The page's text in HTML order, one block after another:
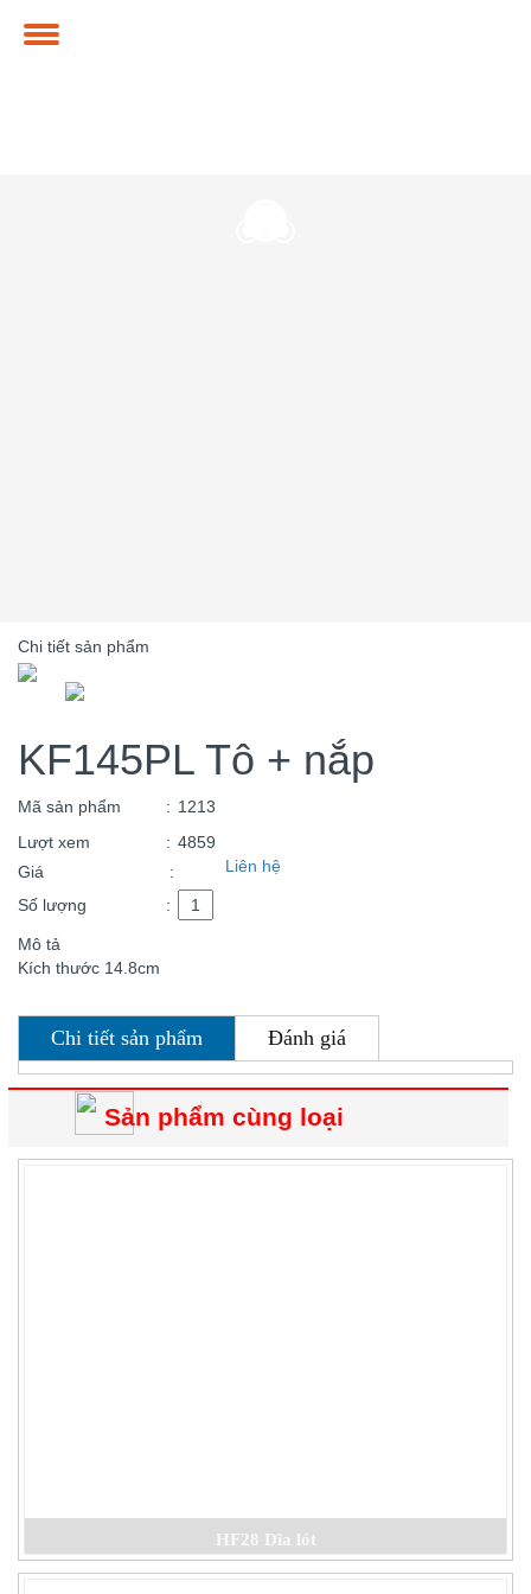
Chi tiết sản phẩm
KF145PL Tô + nắp
Mã sản phẩm : 1213
Lượt xem
: 4859
Giá
: Liên hệ
Số lượng :
Mô tả
Kích thước 14.8cm
Chi tiết sản phẩm Đánh giá
Sản phẩm cùng loại
HF28 Dĩa lót